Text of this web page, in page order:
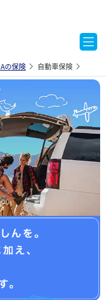
の保険 自動車保険